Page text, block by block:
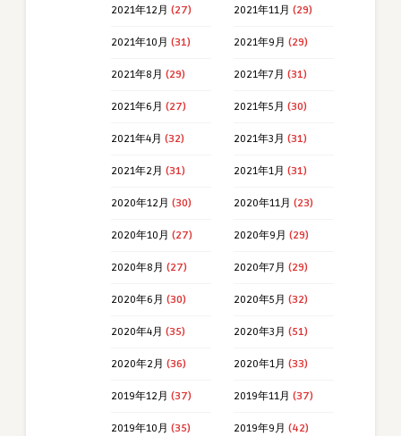
2021年12月 (27) 2021年11月 (29)
2021年10月 (31) 2021年9月 (29)
2021年8月 (29) 2021年7月 (31)
2021年6月 (27) 2021年5月 (30)
2021年4月 (32) 2021年3月 (31)
2021年2月 (31) 2021年1月 (31)
2020年12月 (30) 2020年11月 (23)
2020年10月 (27) 2020年9月 (29)
2020年8月 (27) 2020年7月 (29)
2020年6月 (30) 2020年5月 (32)
2020年4月 (35) 2020年3月 (51)
2020年2月 (36) 2020年1月 (33)
2019年12月 (37) 2019年11月 (37)
2019年10月 (35) 2019年9月 (42)